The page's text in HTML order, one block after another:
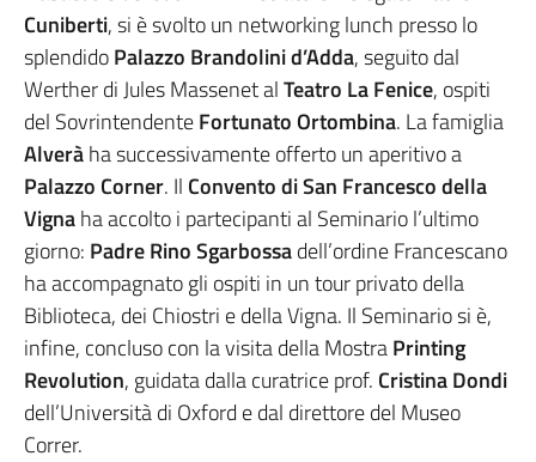
Cuniberti, si è svolto un networking lunch presso lo
splendidoPalazzo Brandolini d’Adda, seguito dal
Werther di Jules Massenet alTeatro La Fenice, ospiti
del SovrintendenteFortunato Ortombina. La famiglia
Alveràha successivamente offerto un aperitivo a
Palazzo Corner. Il Convento di San Francesco della
Vignaha accolto i partecipanti al Seminario l’ultimo
giorno: Padre Rino Sgarbossadell’ordine Francescano
ha accompagnato gli ospiti in un tour privato della
Biblioteca, dei Chiostri e della Vigna. Il Seminario si è,
infine, concluso con la visita della MostraPrinting
Revolution, guidata dalla curatrice prof. Cristina Dondi
dell’Università di Oxford e dal direttore del Museo
Correr.